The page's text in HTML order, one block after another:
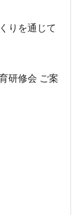
りを通じて
研修会 ご案